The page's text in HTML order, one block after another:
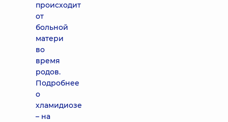
происходит
от
больной
матери
во
время
родов.
Подробнее
о
хламидиозе
– на